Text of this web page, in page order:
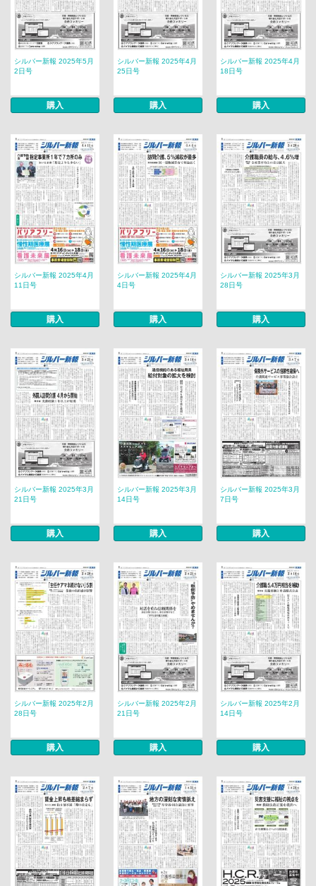
シルバー新報 2025年5月
2日号
購入
シルバー新報 2025年4月
25日号
購入
シルバー新報 2025年4月
18日号
購入
シルバー新報 2025年4月
11日号
購入
シルバー新報 2025年4月
4日号
購入
シルバー新報 2025年3月
28日号
購入
シルバー新報 2025年3月
21日号
購入
シルバー新報 2025年3月
14日号
購入
シルバー新報 2025年3月
7日号
購入
シルバー新報 2025年2月
28日号
購入
シルバー新報 2025年2月
21日号
購入
シルバー新報 2025年2月
14日号
購入